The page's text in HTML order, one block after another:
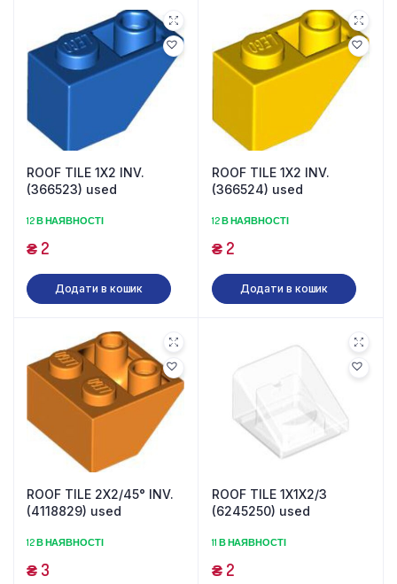
ROOF TILE 1X2 INV.
(366523) used
12 В НАЯВНОСТІ
₴2
Додати в кошик
ROOF TILE 1X2 INV.
(366524) used
12 В НАЯВНОСТІ
₴2
Додати в кошик
ROOF TILE 2X2/45° INV.
(4118829) used
12 В НАЯВНОСТІ
₴3
ROOF TILE 1X1X2/3
(6245250) used
11 В НАЯВНОСТІ
₴2